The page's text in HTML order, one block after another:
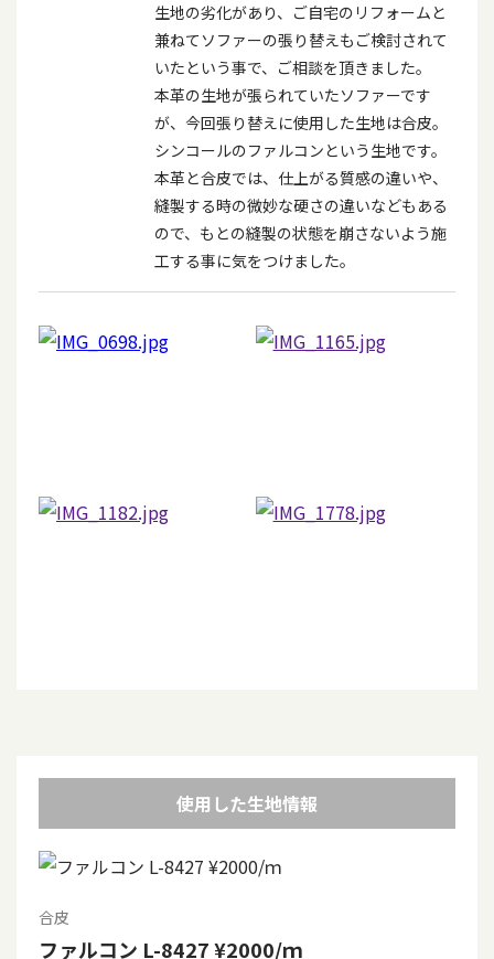
生地の劣化があり、ご自宅のリフォームと
兼ねてソファーの張り替えもご検討されて
いたという事で、ご相談を頂きました。
本革の生地が張られていたソファーです
が、今回張り替えに使用した生地は合皮。
シンコールのファルコンという生地です。
本革と合皮では、仕上がる質感の違いや、
縫製する時の微妙な硬さの違いなどもある
ので、もとの縫製の状態を崩さないよう施
工する事に気をつけました。
使用した生地情報
合皮
ファルコン L-8427 ¥2000/ｍ